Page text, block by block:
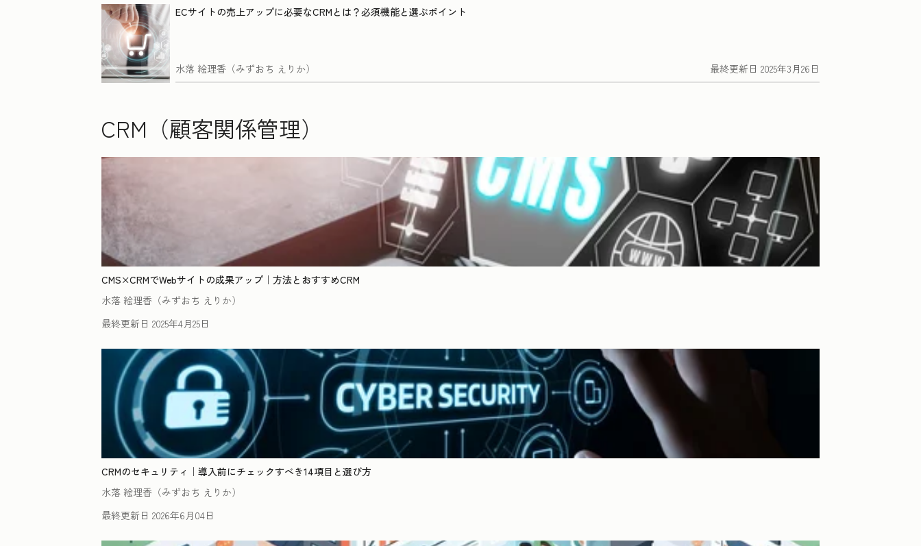
ECサイトの売上アップに必要なCRMとは？必須機能と選ぶポイント
水落 絵理香（みずおち えりか） 最終更新日 2025年3月26日
CRM（顧客関係管理）
CMS×CRMでWebサイトの成果アップ｜方法とおすすめCRM
水落 絵理香（みずおち えりか）
最終更新日 2025年4月25日
CRMのセキュリティ｜導入前にチェックすべき14項目と選び方
水落 絵理香（みずおち えりか）
最終更新日 2026年6月04日